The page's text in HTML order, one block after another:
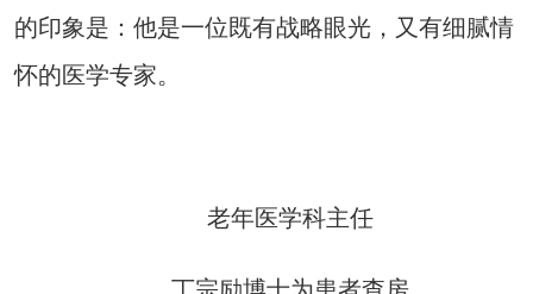
的印象是：他是一位既有战略眼光，又有细腻情
怀的医学专家。
老年医学科主任